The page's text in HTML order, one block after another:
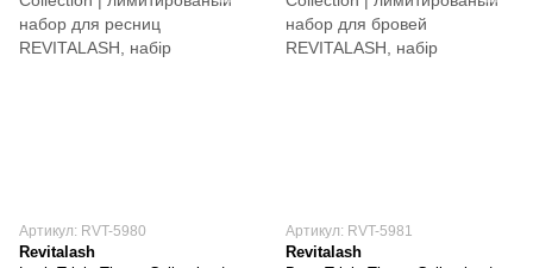
Артикул: RVT-5980
Revitalash
Артикул: RVT-5981
Revitalash